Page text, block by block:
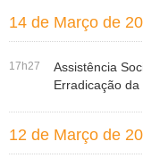
14 de Março de
17h27
Assistência
Erradicação da
12 de Março de